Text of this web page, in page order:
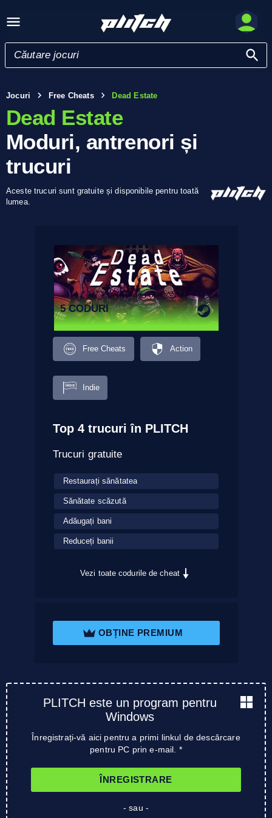
Jocuri Free Cheats Dead Estate
Dead Estate
Moduri, antrenori și
trucuri
Aceste trucuri sunt gratuite și disponibile pentru toată
lumea.
5 CODURI
Free Cheats Action
Indie
Top 4 trucuri în PLITCH
Trucuri gratuite
Restaurați sănătatea
Sănătate scăzută
Adăugați bani
Reduceți banii
Vezi toate codurile de cheat
OBȚINE PREMIUM
PLITCH este un program pentru
Windows
Înregistrați-vă aici pentru a primi linkul de descărcare
pentru PC prin e-mail. *
ÎNREGISTRARE
- sau -